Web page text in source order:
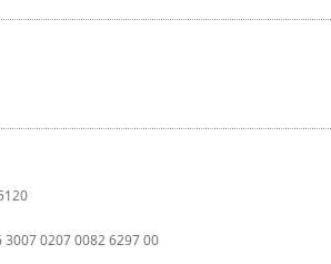
3007 0207 0082 6297 00